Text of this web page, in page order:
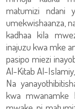
matumizi ndani
umekwishaanza,
kadhaa kila
inajuzu kwa mke
pasipo miezi
Al-Kitab Al-
Na
kwa